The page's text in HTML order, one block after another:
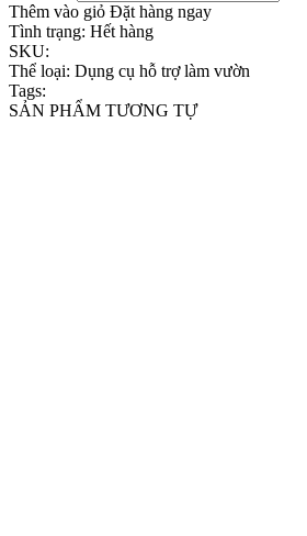
Thêm vào giỏ Đặt hàng ngay
Tình trạng: Hết hàng
SKU:
Thể loại: Dụng cụ hỗ trợ làm vườn
Tags:
SẢN PHẨM TƯƠNG TỰ